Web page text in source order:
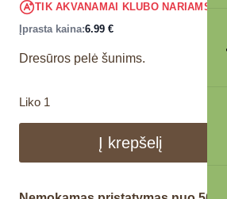
TIK AKVANAMAI KLUBO NARIAMS
Įprasta kaina:6.99 €
Dresūros pelė šunims.
Liko 1
Į krepšelį